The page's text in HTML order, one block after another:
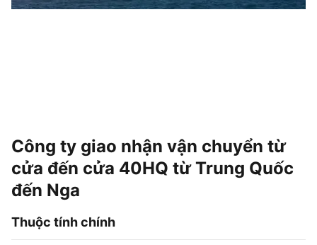
Công ty giao nhận vận chuyển từ
cửa đến cửa 40HQ từ Trung Quốc
đến Nga
Thuộc tính chính